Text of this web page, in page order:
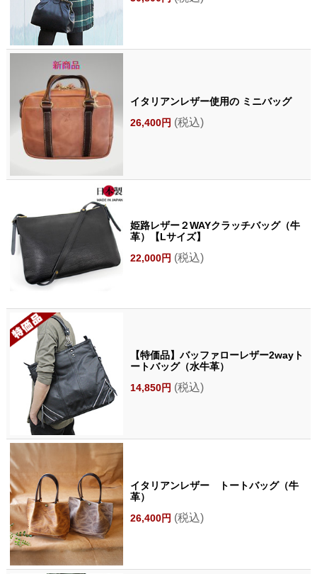
イタリアンレザー使用の ミニバッグ
26,400円 (税込)
姫路レザー２WAYクラッチバッグ（牛
革）【Lサイズ】
22,000円 (税込)
【特価品】バッファローレザー2wayト
ートバッグ（水牛革）
14,850円 (税込)
イタリアンレザー トートバッグ（牛
革）
26,400円 (税込)